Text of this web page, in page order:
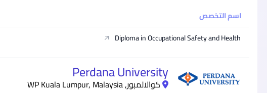
اسم التخصص
Diploma in Occupational Safety and Health
Perdana University
كوالالمبور, WP Kuala Lumpur, Malaysia